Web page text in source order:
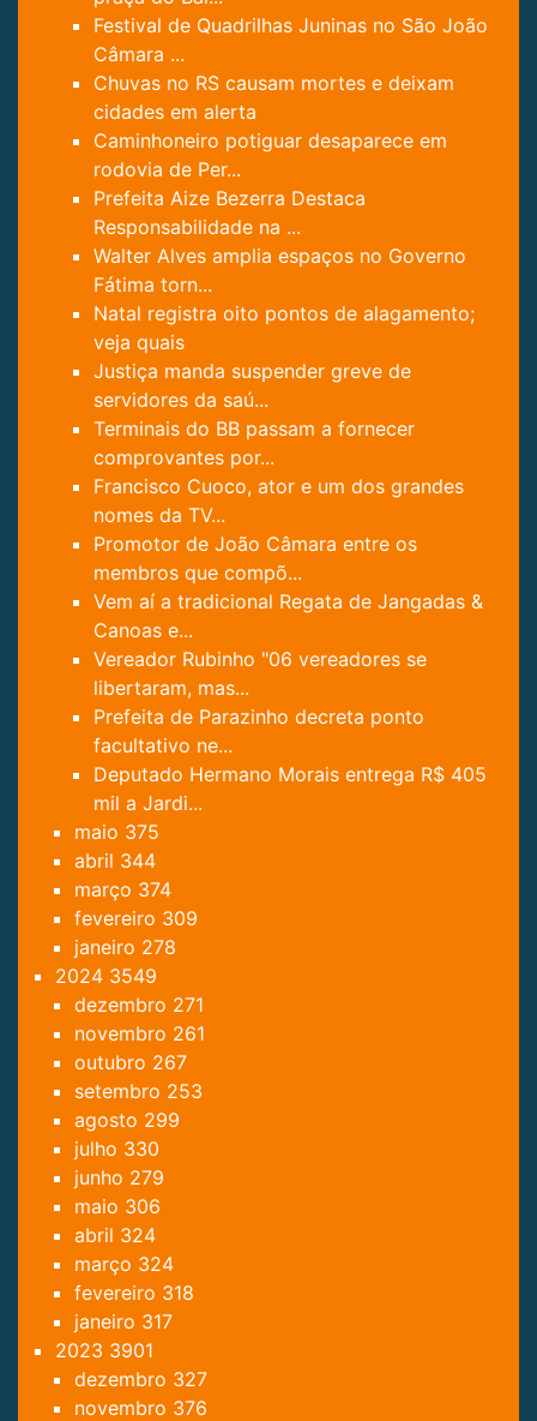
Festival de Quadrilhas Juninas no São João
Câmara ...
Chuvas no RS causam mortes e deixam
cidades em alerta
Caminhoneiro potiguar desaparece em
rodovia de Per...
Prefeita Aize Bezerra Destaca
Responsabilidade na ...
Walter Alves amplia espaços no Governo
Fátima torn...
Natal registra oito pontos de alagamento;
veja quais
Justiça manda suspender greve de
servidores da saú...
Terminais do BB passam a fornecer
comprovantes por...
Francisco Cuoco, ator e um dos grandes
nomes da TV...
Promotor de João Câmara entre os
membros que compõ...
Vem aí a tradicional Regata de Jangadas &
Canoas e...
Vereador Rubinho "06 vereadores se
libertaram, mas...
Prefeita de Parazinho decreta ponto
facultativo ne...
Deputado Hermano Morais entrega R$ 405
mil a Jardi...
maio 375
abril 344
março 374
fevereiro 309
janeiro 278
2024 3549
dezembro 271
novembro 261
outubro 267
setembro 253
agosto 299
julho 330
junho 279
maio 306
abril 324
março 324
fevereiro 318
janeiro 317
2023 3901
dezembro 327
novembro 376